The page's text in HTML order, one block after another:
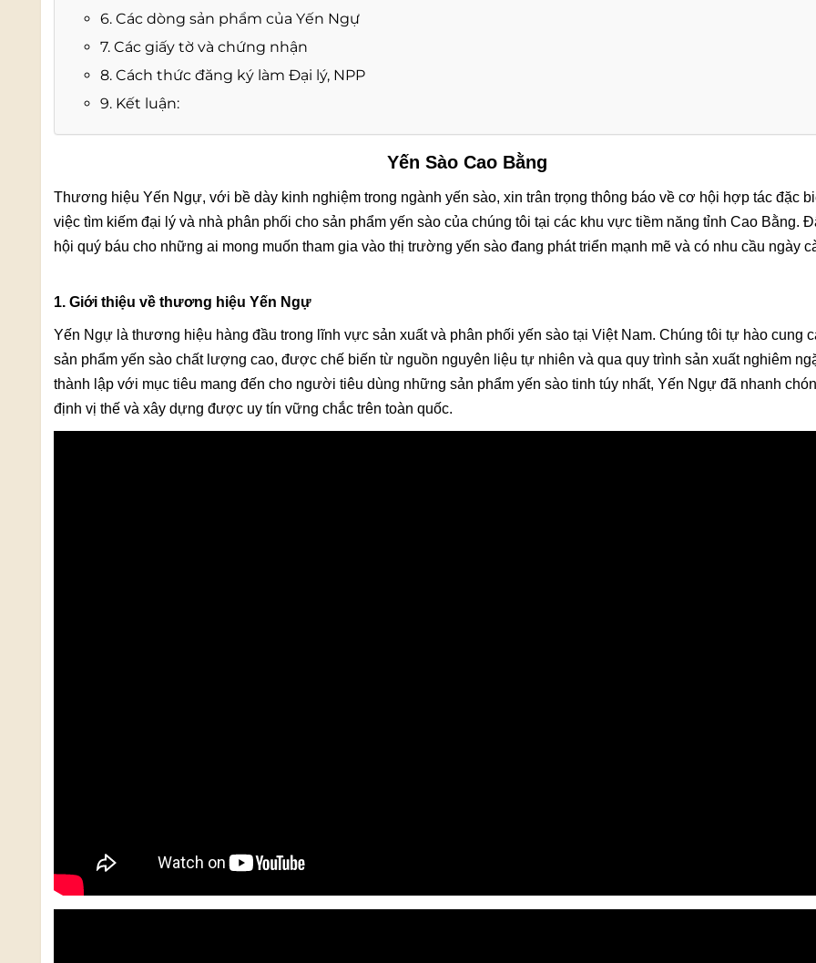
6. Các dòng sản phẩm của Yến Ngự
7. Các giấy tờ và chứng nhận
8. Cách thức đăng ký làm Đại lý, NPP
9. Kết luận:
Yến Sào Cao Bằng
Thương hiệu Yến Ngự, với bề dày kinh nghiệm trong ngành yến sào, xin trân trọng thông báo về cơ hội hợp tác đặc
việc tìm kiếm đại lý và nhà phân phối cho sản phẩm yến sào của chúng tôi tại các khu vực tiềm năng tỉnh Cao Bằng.
hội quý báu cho những ai mong muốn tham gia vào thị trường yến sào đang phát triển mạnh mẽ và có nhu cầu ngày
1. Giới thiệu về thương hiệu Yến Ngự
Yến Ngự là thương hiệu hàng đầu trong lĩnh vực sản xuất và phân phối yến sào tại Việt Nam. Chúng tôi tự hào cung
sản phẩm yến sào chất lượng cao, được chế biến từ nguồn nguyên liệu tự nhiên và qua quy trình sản xuất nghiêm
thành lập với mục tiêu mang đến cho người tiêu dùng những sản phẩm yến sào tinh túy nhất, Yến Ngự đã nhanh
định vị thế và xây dựng được uy tín vững chắc trên toàn quốc.